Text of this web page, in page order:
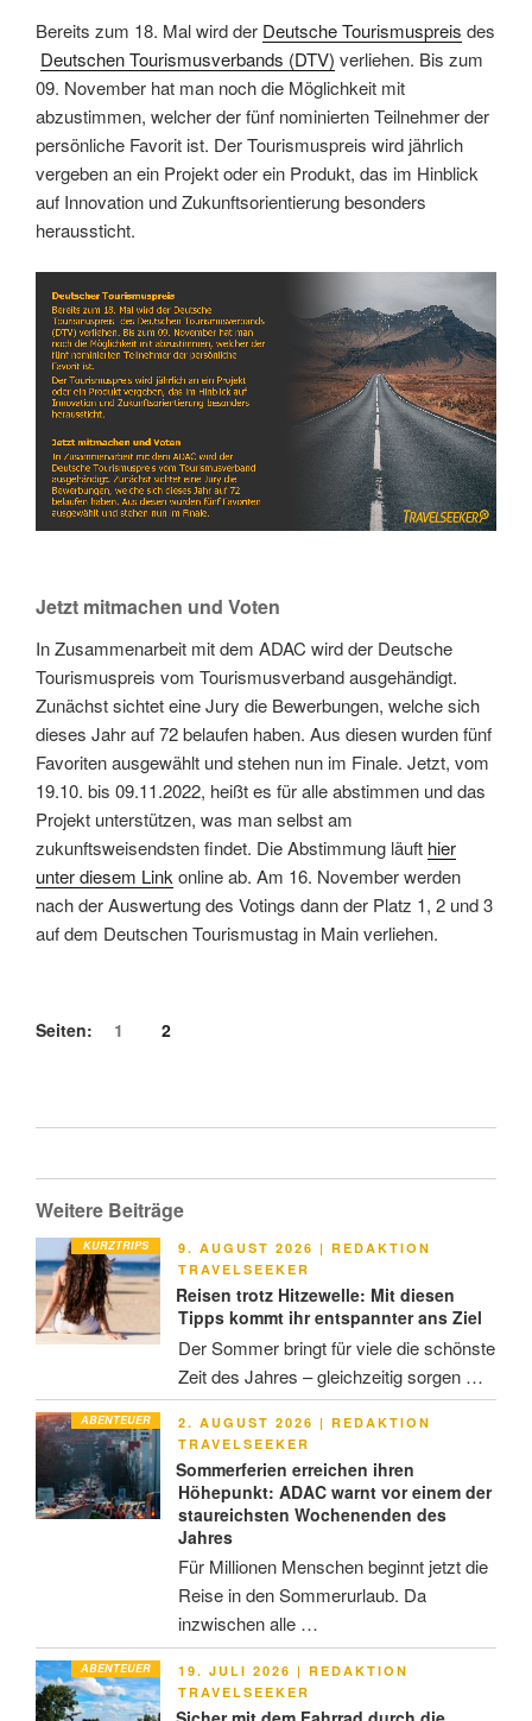
Bereits zum 18. Mal wird der Deutsche Tourismuspreis des
Deutschen Tourismusverbands (DTV) verliehen. Bis zum
09. November hat man noch die Möglichkeit mit
abzustimmen, welcher der fünf nominierten Teilnehmer der
persönliche Favorit ist. Der Tourismuspreis wird jährlich
vergeben an ein Projekt oder ein Produkt, das im Hinblick
auf Innovation und Zukunftsorientierung besonders
heraussticht.
Link
Jetzt mitmachen und Voten
In Zusammenarbeit mit dem ADAC wird der Deutsche
Tourismuspreis vom Tourismusverband ausgehändigt.
Zunächst sichtet eine Jury die Bewerbungen, welche sich
dieses Jahr auf 72 belaufen haben. Aus diesen wurden fünf
Favoriten ausgewählt und stehen nun im Finale. Jetzt, vom
19.10. bis 09.11.2022, heißt es für alle abstimmen und das
Projekt unterstützen, was man selbst am
zukunftsweisendsten findet. Die Abstimmung läuft hier
unter diesem Linkonline ab. Am 16. November werden
nach der Auswertung des Votings dann der Platz 1, 2 und 3
auf dem Deutschen Tourismustag in Main verliehen.
Seiten: 1 2
Weitere Beiträge
KURZTRIPS
VERÖFFENTLICHT
AM
9. AUGUST 2026 | REDAKTION
TRAVELSEEKER
Reisen trotz Hitzewelle: Mit diesen
Tipps kommt ihr entspannter ans Ziel
Der Sommer bringt für viele die schönste
Zeit des Jahres – gleichzeitig sorgen …
ABENTEUER
VERÖFFENTLICHT
AM
2. AUGUST 2026 | REDAKTION
TRAVELSEEKER
Sommerferien erreichen ihren
Höhepunkt: ADAC warnt vor einem der
staureichsten Wochenenden des
Jahres
Für Millionen Menschen beginnt jetzt die
Reise in den Sommerurlaub. Da
inzwischen alle …
ABENTEUER
VERÖFFENTLICHT
AM
19. JULI 2026 | REDAKTION
TRAVELSEEKER